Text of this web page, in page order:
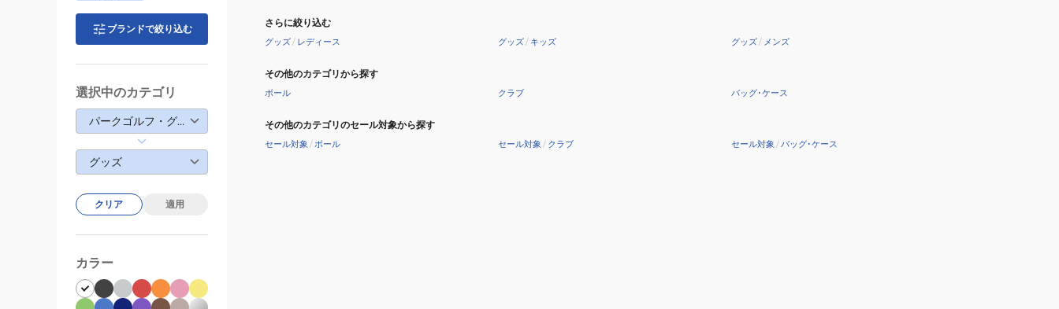
さらに絞り込む
グッズ/ レディース グッズ/ キッズ グッズ/ メンズ
その他のカテゴリから探す
ボール クラブ バッグ･ケース
その他のカテゴリのセール対象から探す
セール対象 /ボール セール対象 / クラブ セール対象 /バッグ･ケース
ブランドで絞り込む
選択中のカテゴリ
パークゴルフ・グラウンドゴルフ・マレットゴルフ
グッズ
クリア 適用
カラー